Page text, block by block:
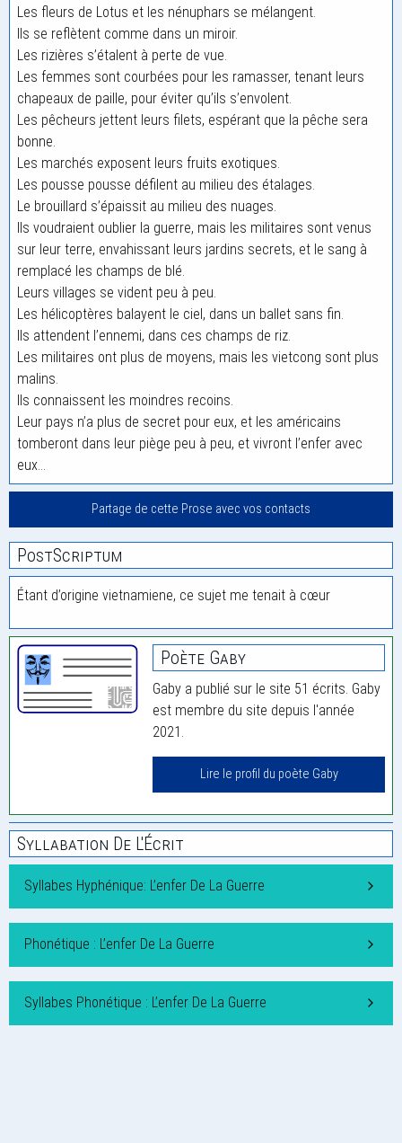
Les fleurs de Lotus et les nénuphars se mélangent.
Ils se reflètent comme dans un miroir.
Les rizières s’étalent à perte de vue.
Les femmes sont courbées pour les ramasser, tenant leurs
chapeaux de paille, pour éviter qu’ils s’envolent.
Les pêcheurs jettent leurs filets, espérant que la pêche sera
bonne.
Les marchés exposent leurs fruits exotiques.
Les pousse pousse défilent au milieu des étalages.
Le brouillard s’épaissit au milieu des nuages.
Ils voudraient oublier la guerre, mais les militaires sont venus
sur leur terre, envahissant leurs jardins secrets, et le sang à
remplacé les champs de blé.
Leurs villages se vident peu à peu.
Les hélicoptères balayent le ciel, dans un ballet sans fin.
Ils attendent l’ennemi, dans ces champs de riz.
Les militaires ont plus de moyens, mais les vietcong sont plus
malins.
Ils connaissent les moindres recoins.
Leur pays n’a plus de secret pour eux, et les américains
tomberont dans leur piège peu à peu, et vivront l’enfer avec
eux…
Partage de cette Prose avec vos contacts
PostScriptum
Étant d’origine vietnamiene, ce sujet me tenait à cœur
Poète Gaby
Gaby a publié sur le site 51 écrits. Gaby
est membre du site depuis l'année
2021.
Lire le profil du poète Gaby
Syllabation De L'Écrit
Syllabes Hyphénique: L’enfer De La Guerre
Phonétique : L’enfer De La Guerre
Syllabes Phonétique : L’enfer De La Guerre